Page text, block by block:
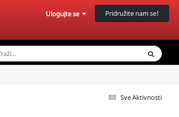
Ulogujte se Pridružite nam se!
Sve Aktivnosti